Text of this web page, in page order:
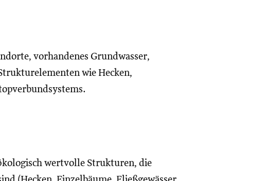
vorhandenes Grundwasser,
wie Hecken,
wertvolle Strukturen, die